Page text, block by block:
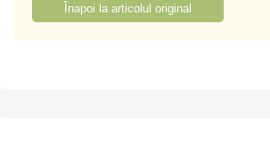
Înapoi la articolul original